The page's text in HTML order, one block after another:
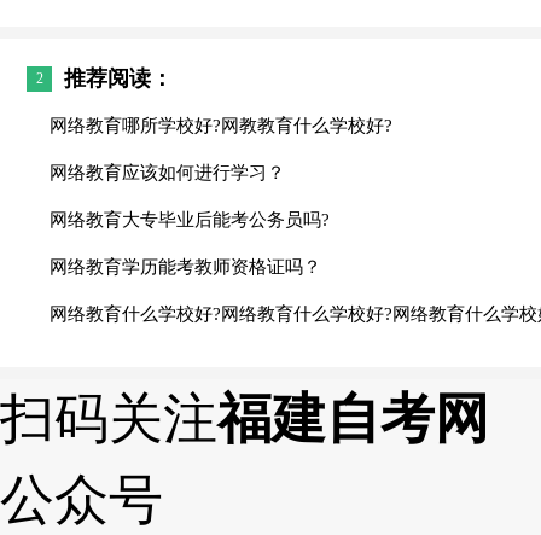
2 推荐阅读：
网络教育哪所学校好?网教教育什么学校好?
网络教育应该如何进行学习？
网络教育大专毕业后能考公务员吗?
网络教育学历能考教师资格证吗？
网络教育什么学校好?网络教育什么学校好?网络教育什么学
扫码关注福建自考网
公众号